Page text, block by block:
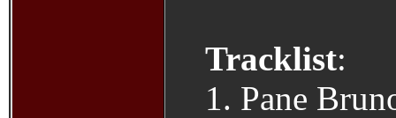
Tracklist:
1. Pane